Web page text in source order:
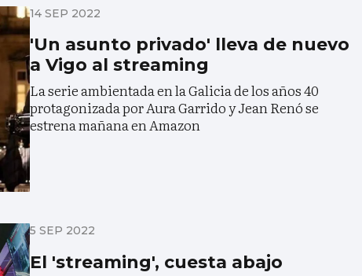
14 SEP 2022
'Un asunto privado' lleva de nuevo
a Vigo al streaming
La serie ambientada en la Galicia de los años 40
protagonizada por Aura Garrido y Jean Renó se
estrena mañana en Amazon
5 SEP 2022
El 'streaming', cuesta abajo